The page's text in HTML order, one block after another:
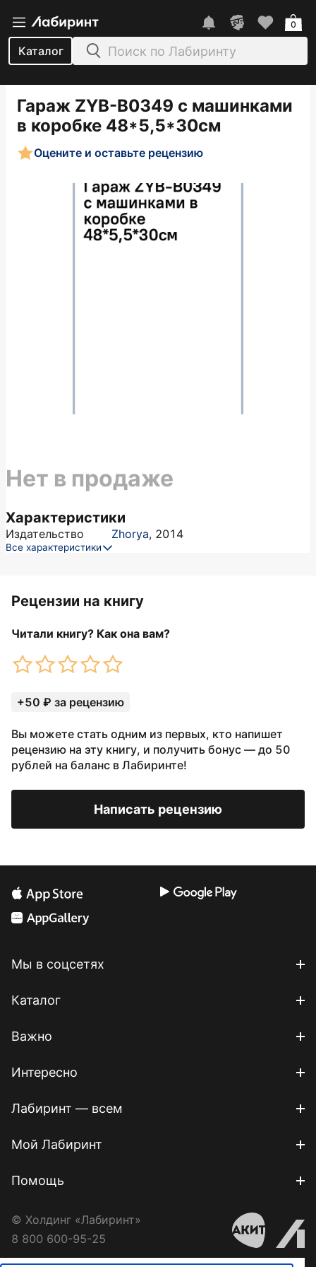
Каталог
0
Гараж ZYB-B0349 с машинками
в коробке 48*5,5*30см
Оцените и оставьте рецензию
Характеристики
Издательство Zhorya, 2014
Все характеристики
Нет в продаже
Рецензии на книгу
Читали книгу? Как она вам?
+50 ₽ за рецензию
Вы можете стать одним из первых, кто напишет
рецензию на эту книгу, и получить бонус — до 50
рублей на баланс в Лабиринте!
Написать рецензию
Мы в соцсетях
Каталог
Важно
Интересно
Лабиринт — всем
Мой Лабиринт
Помощь
© Холдинг «Лабиринт»
8 800 600-95-25